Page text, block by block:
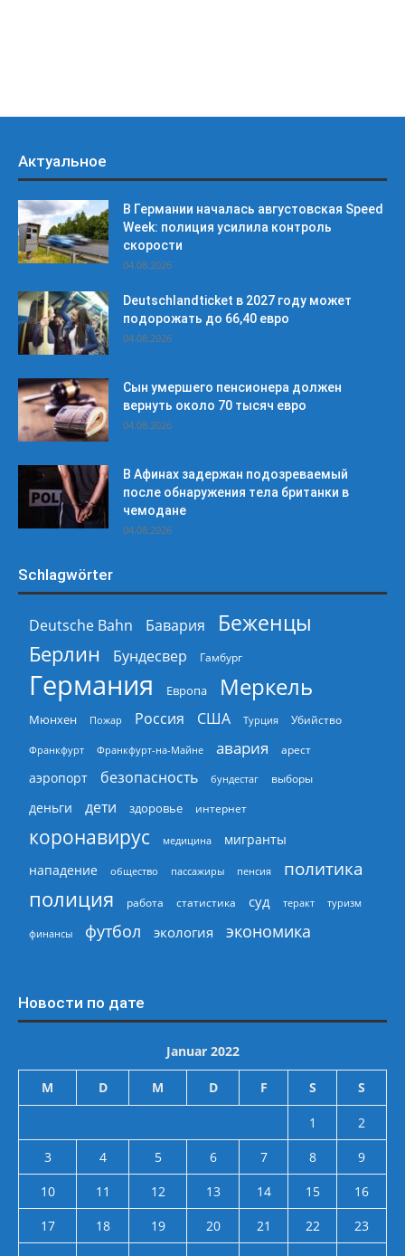
Актуальное
В Германии началась августовская Speed
Week: полиция усилила контроль
скорости
04.08.2026
Deutschlandticket в 2027 году может
подорожать до 66,40 евро
04.08.2026
Сын умершего пенсионера должен
вернуть около 70 тысяч евро
04.08.2026
В Афинах задержан подозреваемый
после обнаружения тела британки в
чемодане
04.08.2026
Schlagwörter
Deutsche Bahn Бавария
Беженцы
Берлин
Бундесвер Гамбург
Германия Европа Меркель
Мюнхен Пожар Россия США Турция Убийство
Франкфурт Франкфурт-на-Майне авария арест
аэропорт безопасность бундестаг выборы
деньги дети здоровье интернет
коронавирус медицина
мигранты
нападение
общество пассажиры пенсия политика
полиция работа статистика суд теракт туризм
финансы футбол экология экономика
Новости по дате
Januar 2022
M D M D F S S
1
2
3
4 5 6 7 8
9
10
11 12 13 14 15
16
17
18 19 20 21 22
23